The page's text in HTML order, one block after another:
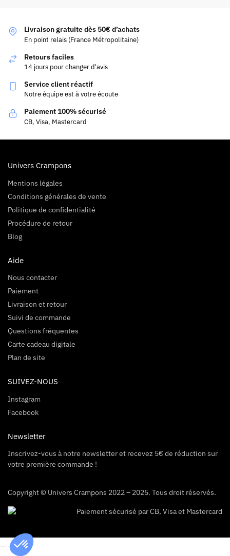
Livraison gratuite dès 50€ d’achats
En point relais (France Métropolitaine)
Retours faciles
14 jours pour changer d'avis
Service client réactif
Notre équipe est à votre écoute
Paiement 100% sécurisé
CB, Visa, Mastercard
Univers Crampons
Mentions légales
Conditions générales de vente
Politique de confidentialité
Procédure de retour
Blog
Aide
Nous contacter
Paiement
Livraison et retour
Suivi de commande
Questions fréquentes
Carte cadeau digitale
Plan de site
SUIVEZ-NOUS
Instagram
Facebook
Newsletter
Inscrivez-vous à notre newsletter et recevez 5€ de réduction sur
votre première commande !
Copyright © Univers Crampons 2022 – 2025. Tous droit réservés.